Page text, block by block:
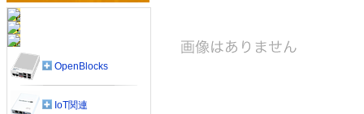
OpenBlocks
IoT関連